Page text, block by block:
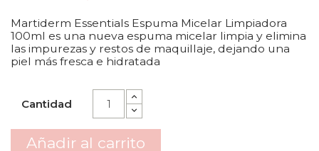
Martiderm Essentials Espuma Micelar Limpiadora
100ml es una nueva espuma micelar limpia y elimina
las impurezas y restos de maquillaje, dejando una
piel más fresca e hidratada
Cantidad
Añadir al carrito